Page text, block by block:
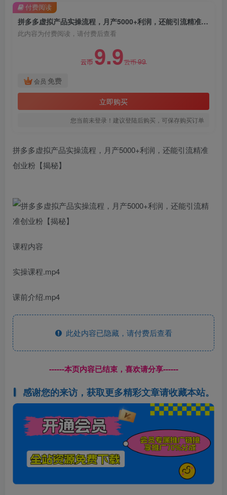
拼多多虚拟产品实操流程，月产5000+利润，还能引流精准创业粉【揭秘】
此内容为付费阅读，请付费后查看
云币 9.9云币99
会员 免费
立即购买
您当前未登录！建议登陆后购买，可保存购买订单
付费阅读
拼多多虚拟产品实操流程，月产5000+利润，还能引流精准
创业粉【揭秘】
课程内容
实操课程.mp4
课前介绍.mp4
此处内容已隐藏，请付费后查看
------本页内容已结束，喜欢请分享------
感谢您的来访，获取更多精彩文章请收藏本站。